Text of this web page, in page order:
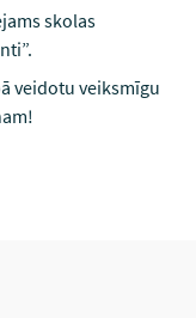
skolas
veidotu veiksmīgu